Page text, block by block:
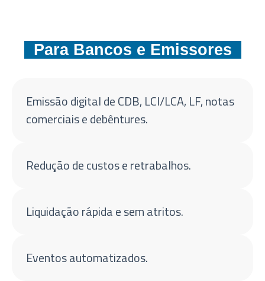
Para Bancos e Emissores
Emissão digital de CDB, LCI/LCA, LF, notas
comerciais e debêntures.
Redução de custos e retrabalhos.
Liquidação rápida e sem atritos.
Eventos automatizados.